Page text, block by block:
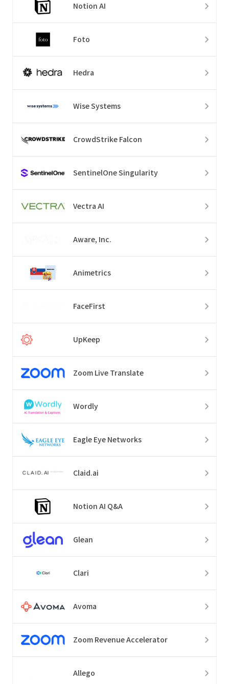
Notion AI
Foto
Hedra
Wise Systems
CrowdStrike Falcon
SentinelOne Singularity
Vectra AI
Aware, Inc.
Animetrics
FaceFirst
UpKeep
Zoom Live Translate
Wordly
Eagle Eye Networks
Claid.ai
Notion AI Q&A
Glean
Clari
Avoma
Zoom Revenue Accelerator
Allego